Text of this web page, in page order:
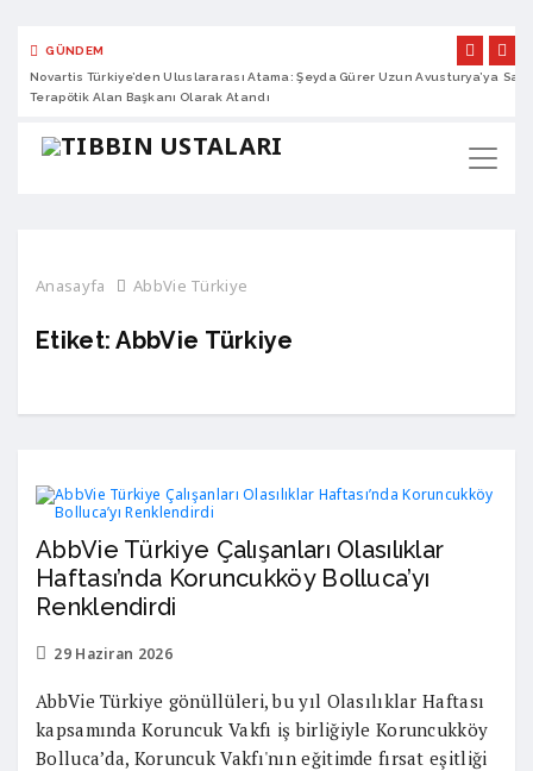
GÜNDEM
Novartis Türkiye’den Uluslararası Atama: Şeyda Gürer Uzun Avusturya’ya
Terapötik Alan Başkanı Olarak Atandı
Anasayfa AbbVie Türkiye
Etiket:AbbVie Türkiye
AbbVie Türkiye Çalışanları Olasılıklar
Haftası’nda Koruncukköy Bolluca’yı
Renklendirdi
29 Haziran 2026
AbbVie Türkiye gönüllüleri, bu yıl Olasılıklar Haftası
kapsamında Koruncuk Vakfı iş birliğiyle Koruncukköy
Bolluca’da, Koruncuk Vakfı'nın eğitimde fırsat eşitliği